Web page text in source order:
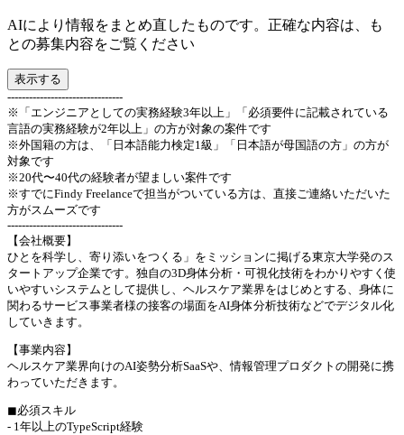
AIにより情報をまとめ直したものです。正確な内容は、も
との募集内容をご覧ください
表示する
--------------------------------
※「エンジニアとしての実務経験3年以上」「必須要件に記載されている
言語の実務経験が2年以上」の方が対象の案件です
※外国籍の方は、「日本語能力検定1級」「日本語が母国語の方」の方が
対象です
※20代〜40代の経験者が望ましい案件です
※すでにFindy Freelanceで担当がついている方は、直接ご連絡いただいた
方がスムーズです
--------------------------------
【会社概要】
ひとを科学し、寄り添いをつくる」をミッションに掲げる東京大学発のス
タートアップ企業です。独自の3D身体分析・可視化技術をわかりやすく使
いやすいシステムとして提供し、ヘルスケア業界をはじめとする、身体に
関わるサービス事業者様の接客の場面をAI身体分析技術などでデジタル化
していきます。
【事業内容】
ヘルスケア業界向けのAI姿勢分析SaaSや、情報管理プロダクトの開発に携
わっていただきます。
◼︎必須スキル
- 1年以上のTypeScript経験